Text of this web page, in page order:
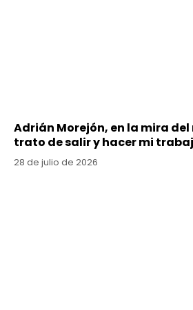
Adrián Morejón, en la mira del
trato de salir y hacer mi
28 de julio de 2026